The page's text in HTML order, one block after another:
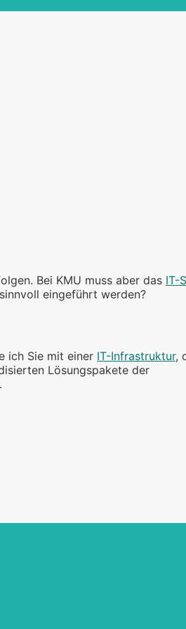
Bei KMU muss aber das IT-
eingeführt werden?
ich Sie mit einer IT-Infrastruktur,
Lösungspakete der